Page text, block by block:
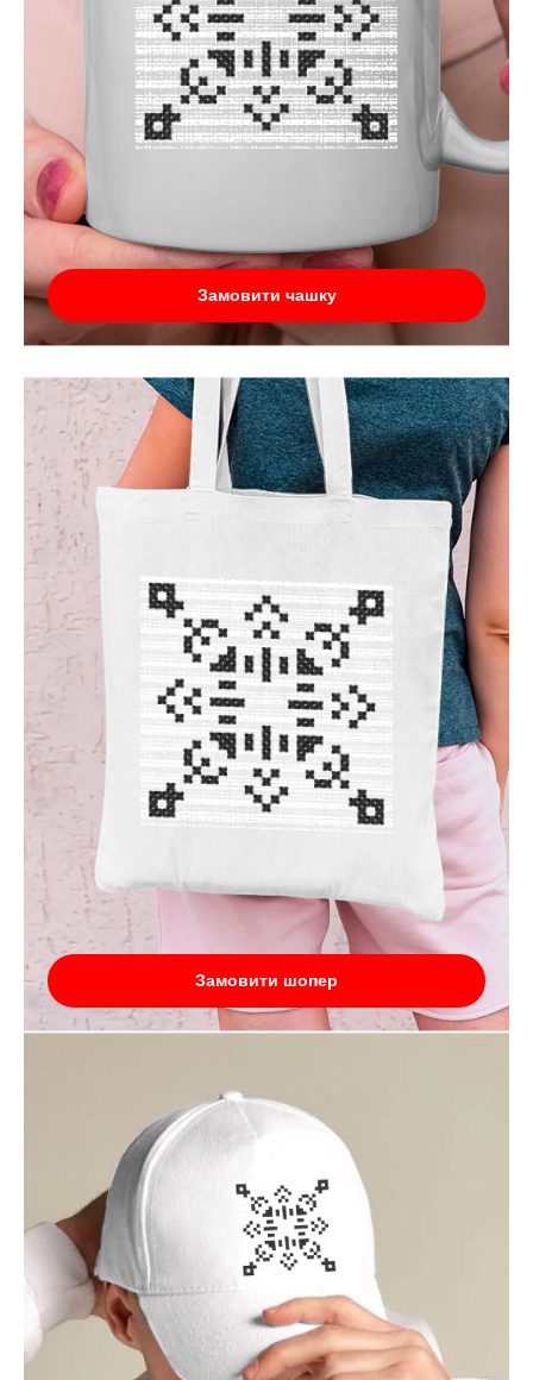
Замовити чашку
Замовити шопер